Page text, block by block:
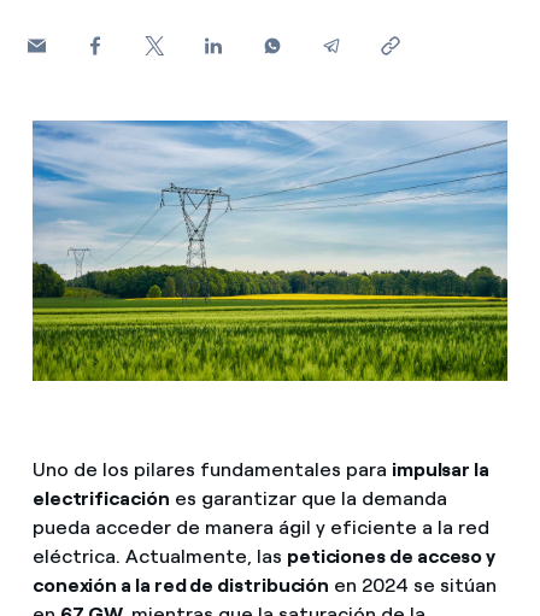
Uno de los pilares fundamentales para impulsar la
electrificación es garantizar que la demanda
pueda acceder de manera ágil y eficiente a la red
eléctrica. Actualmente, las peticiones de acceso y
conexión a la red de distribución en 2024 se sitúan